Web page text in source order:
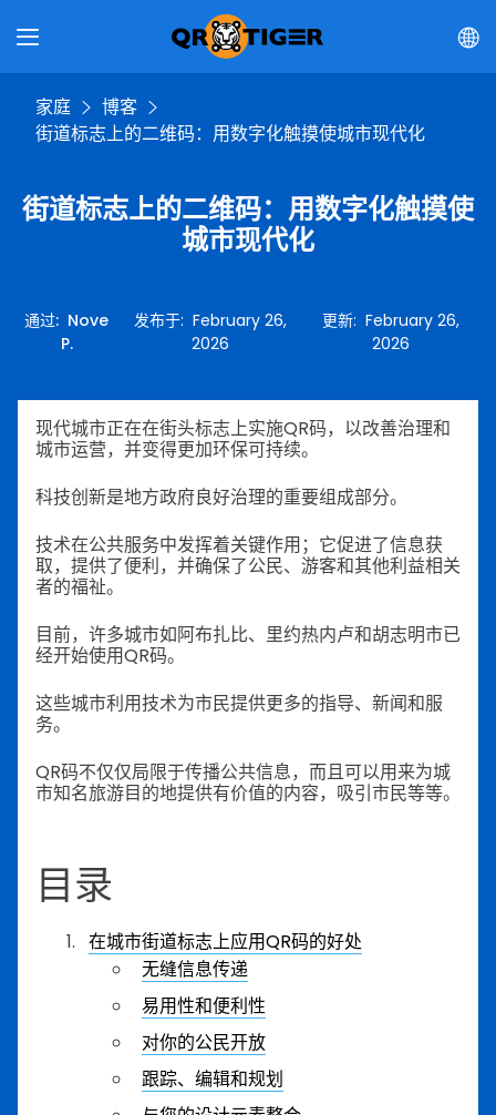
家庭
博客
街道标志上的二维码：用数字化触摸使城市现代化
街道标志上的二维码：用数字化触摸使
城市现代化
通过: Nove
P.
发布于: February 26,
2026
更新:February 26,
2026
现代城市正在在街头标志上实施QR码，以改善治理和
城市运营，并变得更加环保可持续。
科技创新是地方政府良好治理的重要组成部分。
技术在公共服务中发挥着关键作用；它促进了信息获
取，提供了便利，并确保了公民、游客和其他利益相关
者的福祉。
目前，许多城市如阿布扎比、里约热内卢和胡志明市已
经开始使用QR码。
这些城市利用技术为市民提供更多的指导、新闻和服
务。
QR码不仅仅局限于传播公共信息，而且可以用来为城
市知名旅游目的地提供有价值的内容，吸引市民等等。
目录
在城市街道标志上应用QR码的好处
无缝信息传递
易用性和便利性
对你的公民开放
跟踪、编辑和规划